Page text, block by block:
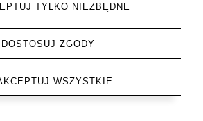
| ul. Mrówcza 165C, 04-768 Warszawa | NIP:
11 | Tel.+48 577 143 160| e-mail:
TYLKO NIEZBĘDNE
DOSTOSUJ ZGODY
WSZYSTKIE